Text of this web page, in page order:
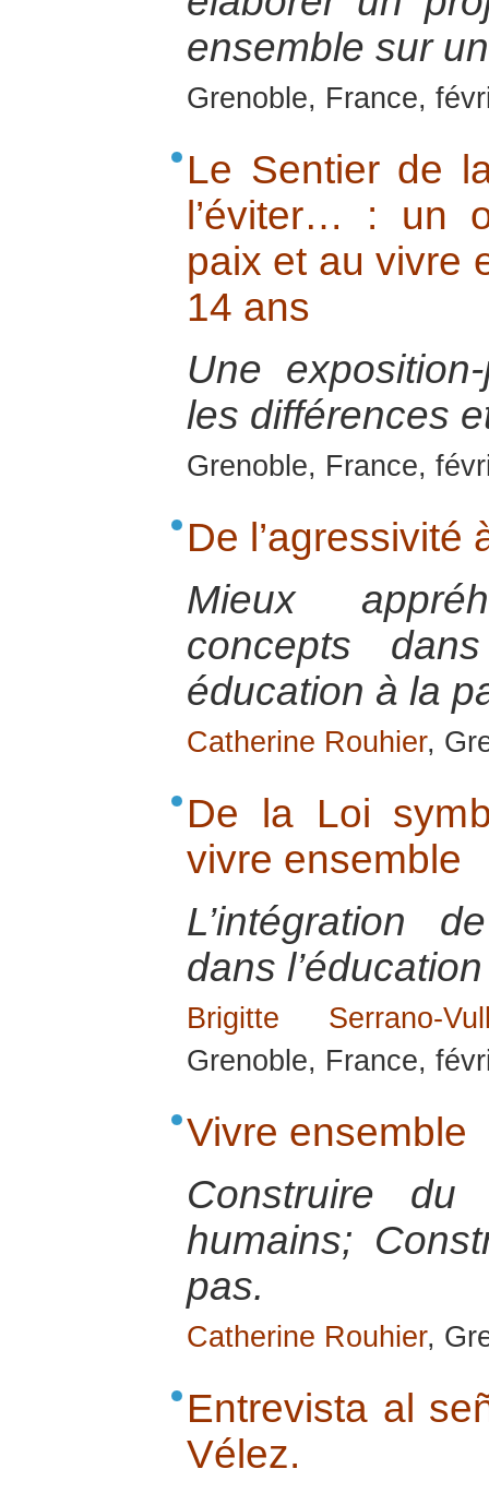
ensemble sur
Grenoble, France,
Le Sentier de
l’éviter… : un
paix et au vivre
14 ans
Une
les différences
Grenoble, France,
De l’agressivité
Mieux
concepts
éducation à la
Catherine Rouhier,
De la Loi
vivre ensemble
L’intégration
dans
Brigitte Serrano-
Grenoble, France,
Vivre ensemble
Construire
humains;
pas.
Catherine Rouhier,
Entrevista al
Vélez.